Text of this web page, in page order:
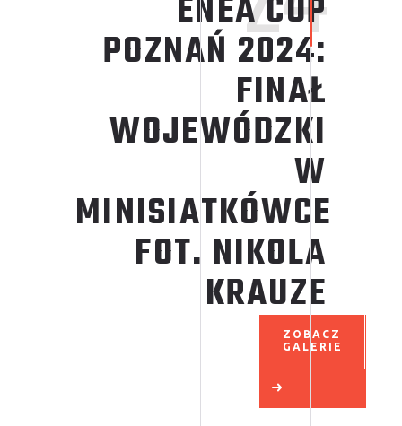
ENEA CUP
POZNAŃ 2024:
FINAŁ
WOJEWÓDZKI
W
MINISIATKÓWCE
FOT. NIKOLA
KRAUZE
ZOBACZ
GALERIE